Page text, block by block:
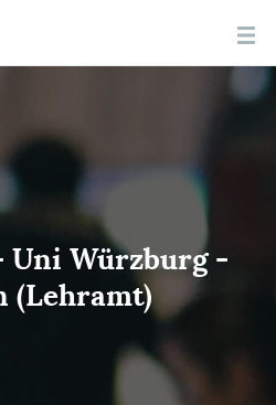
Uni Würzburg -
(Lehramt)